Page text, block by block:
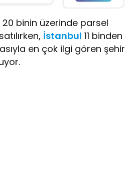
20 binin üzerinde parsel
İstanbul 11 binden
en çok ilgi gören şehir